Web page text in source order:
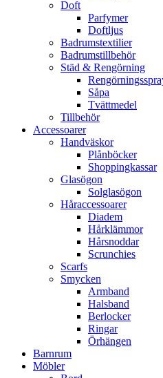
Doft
Parfymer
Doftljus
Badrumstextilier
Badrumstillbehör
Städ & Rengörning
Såpa
Tvättmedel
Tillbehör
Accessoarer
Handväskor
Plånböcker
Shoppingkassar
Glasögon
Solglasögon
Håraccessoarer
Diadem
Hårklämmor
Hårsnoddar
Scrunchies
Scarfs
Smycken
Armband
Halsband
Berlocker
Ringar
Örhängen
Barnrum
Möbler